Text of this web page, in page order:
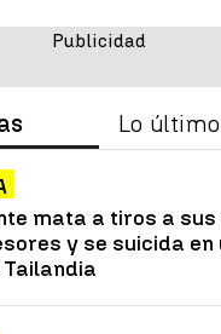
Lo último
mata a tiros a sus
y se suicida en